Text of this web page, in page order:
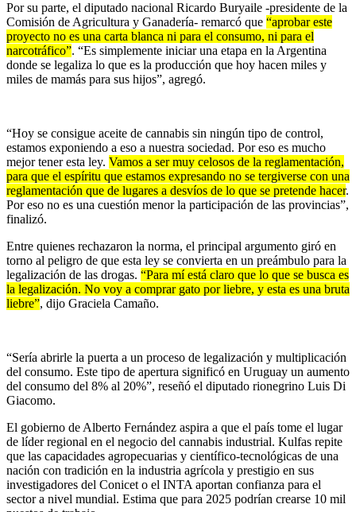
Por su parte, el diputado nacional Ricardo Buryaile -presidente de la
Comisión de Agricultura y Ganadería- remarcó que “aprobar este
proyecto no es una carta blanca ni para el consumo, ni para el
narcotráfico”. “Es simplemente iniciar una etapa en la Argentina
donde se legaliza lo que es la producción que hoy hacen miles y
miles de mamás para sus hijos”, agregó.
“Hoy se consigue aceite de cannabis sin ningún tipo de control,
estamos exponiendo a eso a nuestra sociedad. Por eso es mucho
mejor tener esta ley. Vamos a ser muy celosos de la reglamentación,
para que el espíritu que estamos expresando no se tergiverse con una
reglamentación que de lugares a desvíos de lo que se pretende hacer.
Por eso no es una cuestión menor la participación de las provincias”,
finalizó.
Entre quienes rechazaron la norma, el principal argumento giró en
torno al peligro de que esta ley se convierta en un preámbulo para la
legalización de las drogas. “Para mí está claro que lo que se busca es
la legalización. No voy a comprar gato por liebre, y esta es una bruta
liebre”, dijo Graciela Camaño.
“Sería abrirle la puerta a un proceso de legalización y multiplicación
del consumo. Este tipo de apertura significó en Uruguay un aumento
del consumo del 8% al 20%”, reseñó el diputado rionegrino Luis Di
Giacomo.
El gobierno de Alberto Fernández aspira a que el país tome el lugar
de líder regional en el negocio del cannabis industrial. Kulfas repite
que las capacidades agropecuarias y científico-tecnológicas de una
nación con tradición en la industria agrícola y prestigio en sus
investigadores del Conicet o el INTA aportan confianza para el
sector a nivel mundial. Estima que para 2025 podrían crearse 10 mil